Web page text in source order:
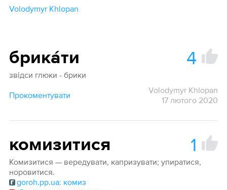
Volodymyr Khlopan
брика́ти 4
звідси глюки - брики
Прокоментувати
Volodymyr Khlopan
17 лютого 2020
комизитися 1
Комизитися — вередувати, капризувати; упиратися,
норовитися.
goroh.pp.ua: комиз